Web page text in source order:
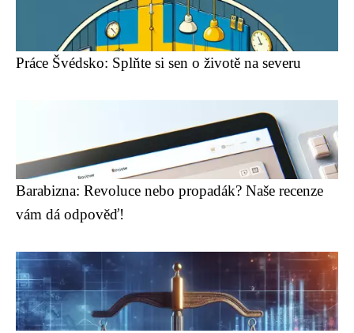
Práce Švédsko: Splňte si sen o životě na severu
Barabizna: Revoluce nebo propadák? Naše recenze
vám dá odpověď!